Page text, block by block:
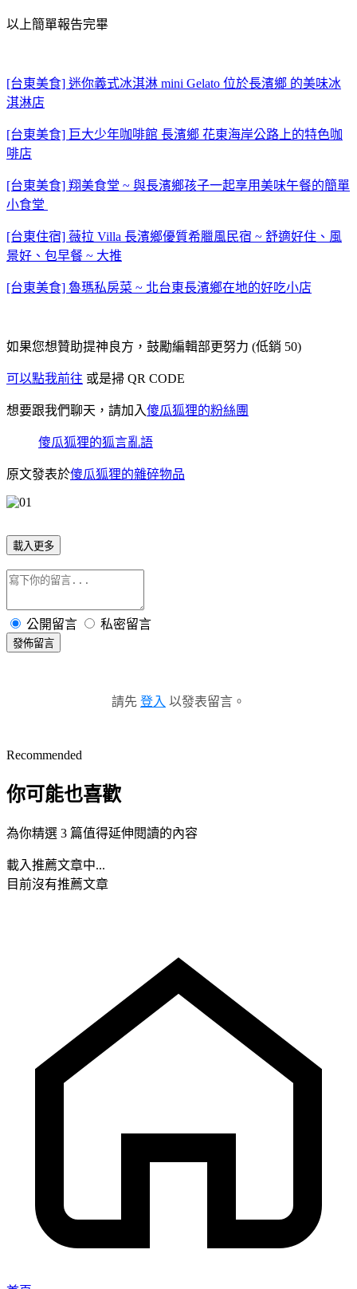
以上簡單報告完畢
[台東美食] 迷你義式冰淇淋 mini Gelato 位於長濱鄉 的美味冰
淇淋店
[台東美食] 巨大少年咖啡館 長濱鄉 花東海岸公路上的特色咖
啡店
[台東美食] 翔美食堂 ~ 與長濱鄉孩子一起享用美味午餐的簡單
小食堂
[台東住宿] 薇拉 Villa 長濱鄉優質希臘風民宿 ~ 舒適好住、風
景好、包早餐 ~ 大推
[台東美食] 魯瑪私房菜 ~ 北台東長濱鄉在地的好吃小店
如果您想贊助提神良方，鼓勵編輯部更努力 (低銷 50)
可以點我前往 或是掃 QR CODE
想要跟我們聊天，請加入傻瓜狐狸的粉絲團
傻瓜狐狸的狐言亂語
原文發表於傻瓜狐狸的雜碎物品
載入更多
公開留言 私密留言
發佈留言
請先 登入 以發表留言。
Recommended
你可能也喜歡
為你精選 3 篇值得延伸閱讀的內容
載入推薦文章中...
目前沒有推薦文章